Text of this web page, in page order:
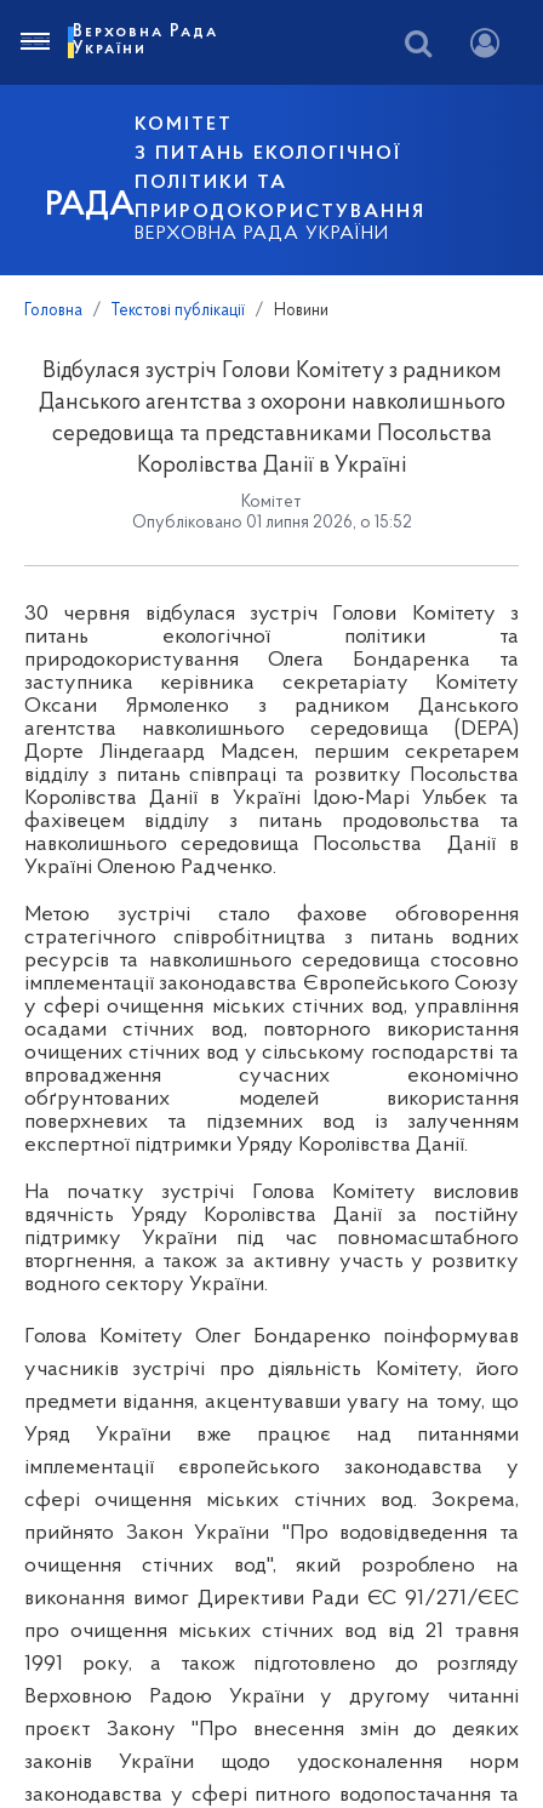
РАДА
КОМІТЕТ
З ПИТАНЬ ЕКОЛОГІЧНОЇ
ПОЛІТИКИ ТА
ПРИРОДОКОРИСТУВАННЯ
ВЕРХОВНА РАДА УКРАЇНИ
Верховна Рада
України
Головна Текстові публікації Новини
Відбулася зустріч Голови Комітету з радником
Данського агентства з охорони навколишнього
середовища та представниками Посольства
Королівства Данії в Україні
Комітет
Опубліковано 01 липня 2026, о 15:52
30 червня відбулася зустріч Голови Комітету з
питань екологічної політики та
природокористування Олега Бондаренка та
заступника керівника секретаріату Комітету
Оксани Ярмоленко з радником Данського
агентства навколишнього середовища (DEPA)
Дорте Ліндегаард Мадсен, першим секретарем
відділу з питань співпраці та розвитку Посольства
Королівства Данії в Україні Ідою-Марі Ульбек та
фахівецем відділу з питань продовольства та
навколишнього середовища Посольства
Данії в
Україні Оленою Радченко.
Метою зустрічі стало фахове обговорення
стратегічного співробітництва з питань водних
ресурсів та навколишнього середовища стосовно
імплементації законодавства Європейського Союзу
у сфері очищення міських стічних вод, управління
осадами стічних вод, повторного використання
очищених стічних вод у сільському господарстві та
впровадження сучасних економічно
обґрунтованих моделей використання
поверхневих та підземних вод із залученням
експертної підтримки Уряду Королівства Данії.
На початку зустрічі Голова Комітету висловив
вдячність Уряду Королівства Данії за постійну
підтримку України під час повномасштабного
вторгнення, а також за активну участь у розвитку
водного сектору України.
Голова Комітету Олег Бондаренко поінформував
учасників зустрічі про діяльність Комітету, його
предмети відання, акцентувавши увагу на тому, що
Уряд України вже працює над питаннями
імплементації європейського законодавства у
сфері очищення міських стічних вод. Зокрема,
прийнято Закон України "Про водовідведення та
очищення стічних вод", який розроблено на
виконання вимог Директиви Ради ЄС 91/271/ЄЕС
про очищення міських стічних вод від 21 травня
1991 року, а також підготовлено до розгляду
Верховною Радою України у другому читанні
проєкт Закону "Про внесення змін до деяких
законів України щодо удосконалення норм
законодавства у сфері питного водопостачання та